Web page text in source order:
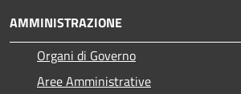
AMMINISTRAZIONE
Organi di Governo
Aree Amministrative